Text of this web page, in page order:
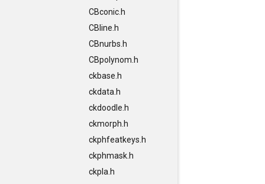
CBconic.h
CBline.h
CBnurbs.h
CBpolynom.h
ckbase.h
ckdata.h
ckdoodle.h
ckmorph.h
ckphfeatkeys.h
ckphmask.h
ckpla.h